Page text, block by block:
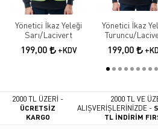
Yönetici İkaz Yeleği
Sarı/Lacivert
199,00 +KDV
Yönetici İkaz
Turuncu/
199,00
2000 TL ÜZERİ -
ÜCRETSİZ
KARGO
2000 TL VE
ALIŞVERİŞLERİNİZDE -
TL İNDİRİM